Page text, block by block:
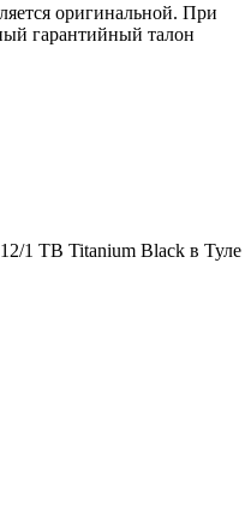
оригинальной. При
гарантийный талон
1 TB Titanium Black в Туле